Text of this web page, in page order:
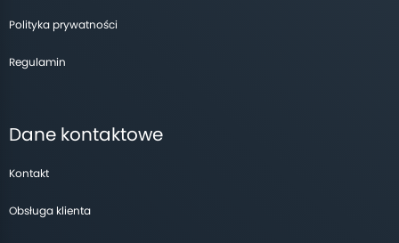
Polityka prywatności
Regulamin
Dane kontaktowe
Kontakt
Obsługa klienta